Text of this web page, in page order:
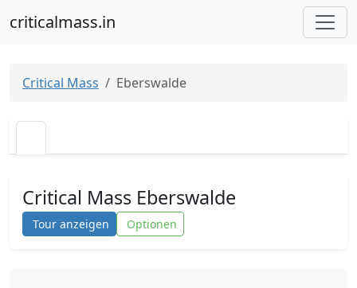
criticalmass.in
Critical Mass Eberswalde
Critical Mass Eberswalde
Tour anzeigen Optionen